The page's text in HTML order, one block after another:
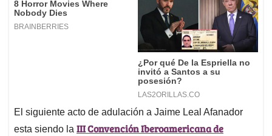
El siguiente acto de adulación a Jaime Leal Afanador
esta siendo la III Convención Iberoamericana de